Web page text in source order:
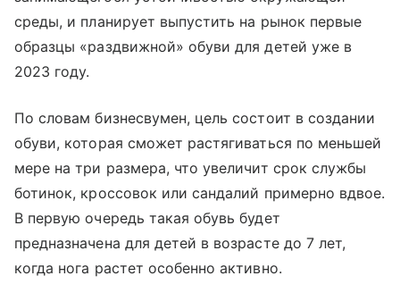
среды, и планирует выпустить на рынок первые
образцы «раздвижной» обуви для детей уже в
2023 году.
По словам бизнесвумен, цель состоит в создании
обуви, которая сможет растягиваться по меньшей
мере на три размера, что увеличит срок службы
ботинок, кроссовок или сандалий примерно вдвое.
В первую очередь такая обувь будет
предназначена для детей в возрасте до 7 лет,
когда нога растет особенно активно.